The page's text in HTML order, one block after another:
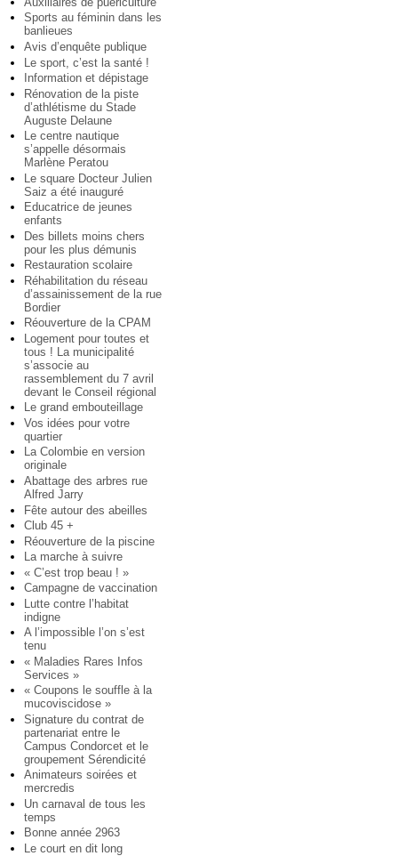
Sports au féminin dans les
banlieues
Avis d’enquête publique
Le sport, c’est la santé !
Information et dépistage
Rénovation de la piste
d’athlétisme du Stade
Auguste Delaune
Le centre nautique
s’appelle désormais
Marlène Peratou
Le square Docteur Julien
Saiz a été inauguré
Educatrice de jeunes
enfants
Des billets moins chers
pour les plus démunis
Restauration scolaire
Réhabilitation du réseau
d’assainissement de la rue
Bordier
Réouverture de la CPAM
Logement pour toutes et
tous ! La municipalité
s’associe au
rassemblement du 7 avril
devant le Conseil régional
Le grand embouteillage
Vos idées pour votre
quartier
La Colombie en version
originale
Abattage des arbres rue
Alfred Jarry
Fête autour des abeilles
Club 45 +
Réouverture de la piscine
La marche à suivre
« C’est trop beau ! »
Campagne de vaccination
Lutte contre l’habitat
indigne
A l’impossible l’on s’est
tenu
« Maladies Rares Infos
Services »
« Coupons le souffle à la
mucoviscidose »
Signature du contrat de
partenariat entre le
Campus Condorcet et le
groupement Sérendicité
Animateurs soirées et
mercredis
Un carnaval de tous les
temps
Bonne année 2963
Le court en dit long